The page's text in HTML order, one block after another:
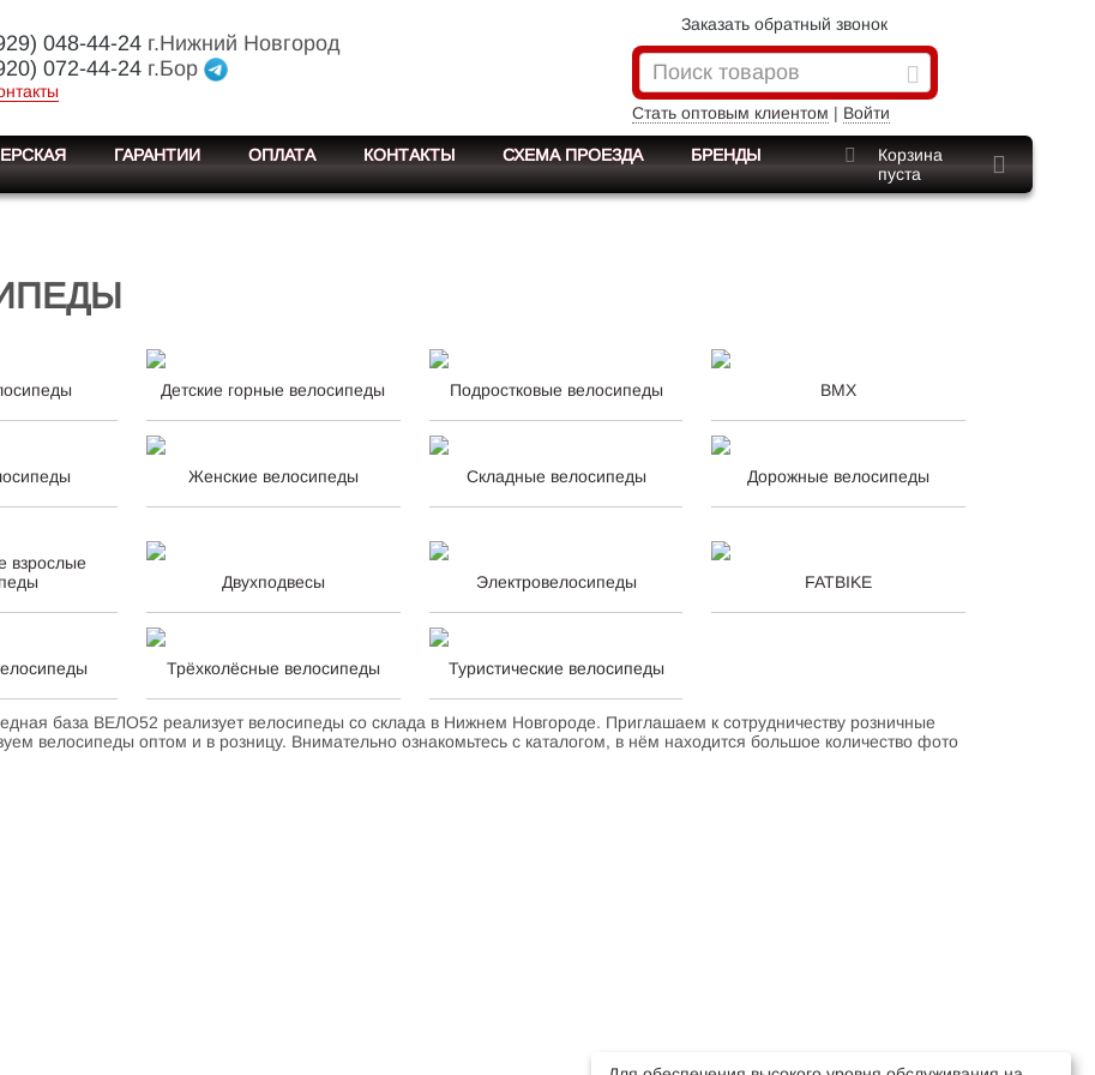
048-44-24г.Нижний Новгород
072-44-24г.Бор
Заказать обратный звонок
Стать оптовым клиентом | Войти
ГАРАНТИИ ОПЛАТА КОНТАКТЫ СХЕМА ПРОЕЗДА БРЕНДЫ
Корзина
пуста
Детские горные велосипеды Подростковые велосипеды BMX
Женские велосипеды Складные велосипеды Дорожные велосипеды
взрослые
Двухподвесы Электровелосипеды FATBIKE
Трёхколёсные велосипеды Туристические велосипеды
база ВЕЛО52 реализует велосипеды со склада в Нижнем Новгороде. Приглашаем к сотрудничеству розничные
велосипеды оптом и в розницу. Внимательно ознакомьтесь с каталогом, в нём находится большое количество фото